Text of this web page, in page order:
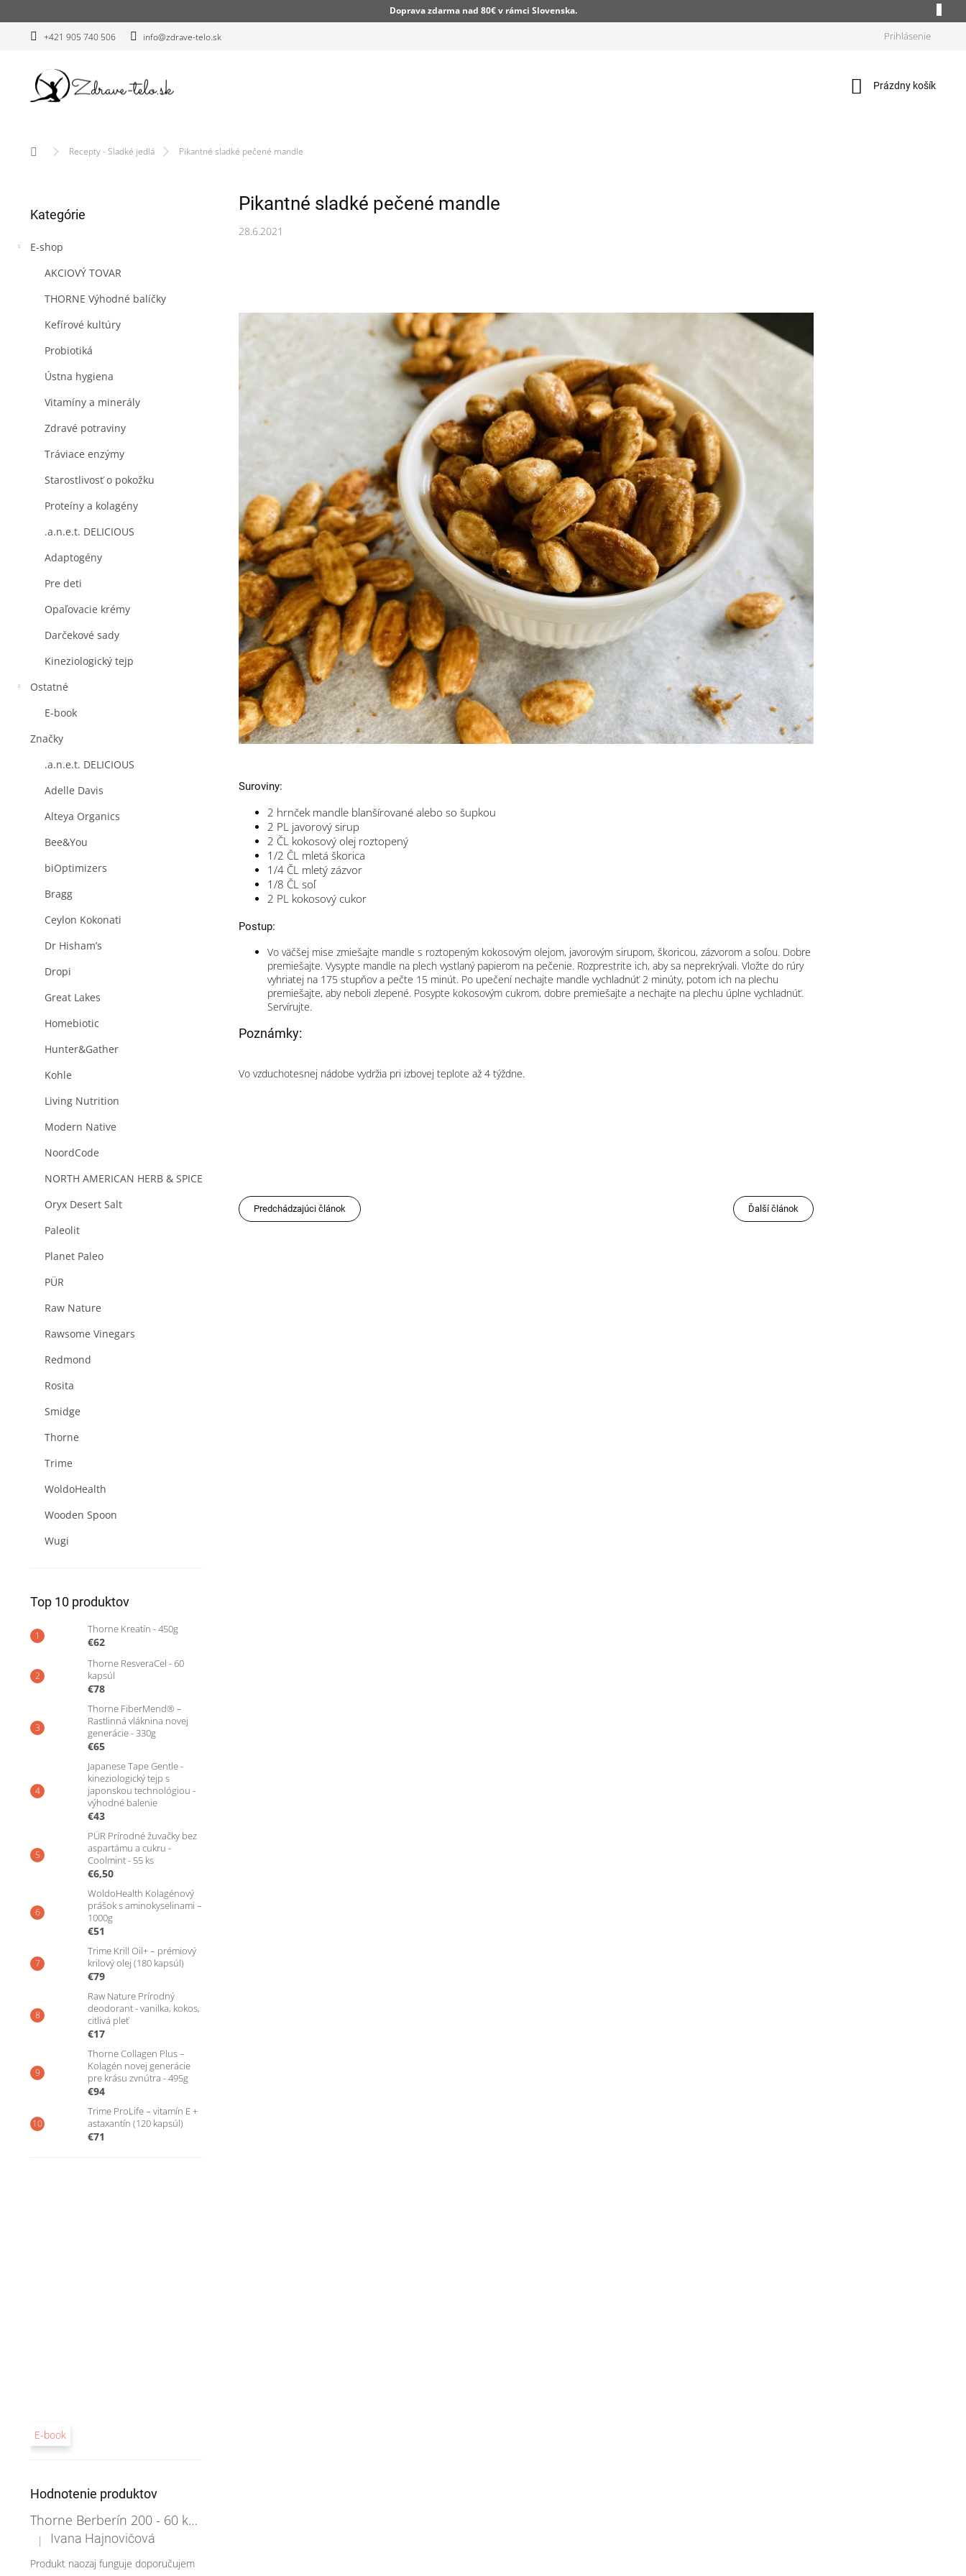
na
Doprava zdarma nad 80€ v rámci Slovenska.
+421 905 740 506 info@zdrave-telo.sk Prihlásenie
Nákupný
Prázdny košík
DomovRecepty - Sladké jedlá Pikantné sladké pečené mandle
č
ý
kategórie
Kategórie
E-shop
AKCIOVÝ TOVAR
THORNE Výhodné balíčky
Kefírové kultúry
Probiotiká
Ústna hygiena
Vitamíny a minerály
Zdravé potraviny
Tráviace enzýmy
Starostlivosť o pokožku
Proteíny a kolagény
.a.n.e.t. DELICIOUS
Adaptogény
Pre deti
Opaľovacie krémy
Darčekové sady
Kineziologický tejp
Ostatné
E-book
Značky
.a.n.e.t. DELICIOUS
Adelle Davis
Alteya Organics
Bee&You
biOptimizers
Bragg
Ceylon Kokonati
Dr Hisham’s
Dropi
Great Lakes
Homebiotic
Hunter&Gather
Kohle
Living Nutrition
Modern Native
NoordCode
NORTH AMERICAN HERB & SPICE
Oryx Desert Salt
Paleolit
Planet Paleo
PÜR
Raw Nature
Rawsome Vinegars
Redmond
Rosita
Smidge
Thorne
Trime
WoldoHealth
Wooden Spoon
Wugi
Top 10 produktov
Thorne Kreatín - 450g
€62
Thorne ResveraCel - 60
kapsúl
€78
Thorne FiberMend® –
Rastlinná vláknina novej
generácie - 330g
€65
Japanese Tape Gentle -
kineziologický tejp s
japonskou technológiou -
výhodné balenie
€43
PÜR Prírodné žuvačky bez
aspartámu a cukru -
Coolmint - 55 ks
€6,50
WoldoHealth Kolagénový
prášok s aminokyselinami –
1000g
€51
Trime Krill Oil+ – prémiový
krilový olej (180 kapsúl)
€79
Raw Nature Prírodný
deodorant - vanilka, kokos,
citlivá pleť
€17
Thorne Collagen Plus –
Kolagén novej generácie
pre krásu zvnútra - 495g
€94
Trime ProLife – vitamín E +
astaxantín (120 kapsúl)
€71
E-book
Hodnotenie produktov
Thorne Berberín 200 - 60 kapsúl
Hodnotenie produktu je 5 z 5 hviezdičiek.
| Ivana Hajnovičová
Produkt naozaj funguje doporučujem
Pikantné sladké pečené mandle
28.6.2021
Suroviny:
2 hrnček mandle blanšírované alebo so šupkou
2 PL javorový sirup
2 ČL kokosový olej roztopený
1/2 ČL mletá škorica
1/4 ČL mletý zázvor
1/8 ČL soľ
2 PL kokosový cukor
Postup:
Vo väčšej mise zmiešajte mandle s roztopeným kokosovým olejom, javorovým sirupom, škoricou, zázvorom a soľou. Dobre
premiešajte. Vysypte mandle na plech vystlaný papierom na pečenie. Rozprestrite ich, aby sa neprekrývali. Vložte do rúry
vyhriatej na 175 stupňov a pečte 15 minút. Po upečení nechajte mandle vychladnúť 2 minúty, potom ich na plechu
premiešajte, aby neboli zlepené. Posypte kokosovým cukrom, dobre premiešajte a nechajte na plechu úplne vychladnúť.
Servírujte.
Poznámky:
Vo vzduchotesnej nádobe vydržia pri izbovej teplote až 4 týždne.
Predchádzajúci článok Ďalší článok